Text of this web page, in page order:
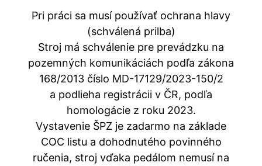
Pri práci sa musí používať ochrana hlavy
(schválená prilba)
Stroj má schválenie pre prevádzku na
pozemných komunikáciách podľa zákona
168/2013 číslo MD-17129/2023-150/2
a podlieha registrácii v ČR, podľa
homologácie z roku 2023.
Vystavenie ŠPZ je zadarmo na základe
COC listu a dohodnutého povinného
ručenia, stroj vďaka pedálom nemusí na